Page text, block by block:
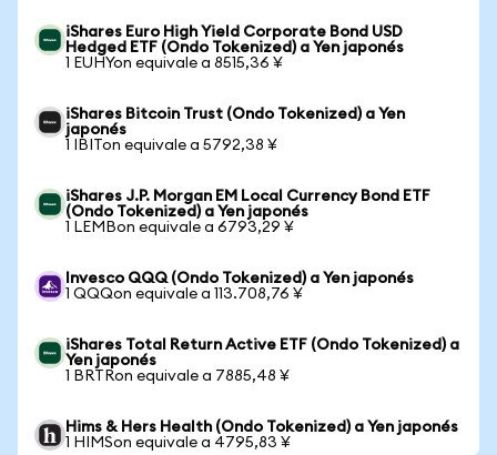
iShares Euro High Yield Corporate Bond USD
Hedged ETF (Ondo Tokenized) a Yen japonés
1 EUHYon equivale a 8515,36 ¥
iShares Bitcoin Trust (Ondo Tokenized) a Yen
japonés
1 IBITon equivale a 5792,38 ¥
iShares J.P. Morgan EM Local Currency Bond ETF
(Ondo Tokenized) a Yen japonés
1 LEMBon equivale a 6793,29 ¥
Invesco QQQ (Ondo Tokenized) a Yen japonés
1 QQQon equivale a 113.708,76 ¥
iShares Total Return Active ETF (Ondo Tokenized) a
Yen japonés
1 BRTRon equivale a 7885,48 ¥
Hims & Hers Health (Ondo Tokenized) a Yen japonés
1 HIMSon equivale a 4795,83 ¥